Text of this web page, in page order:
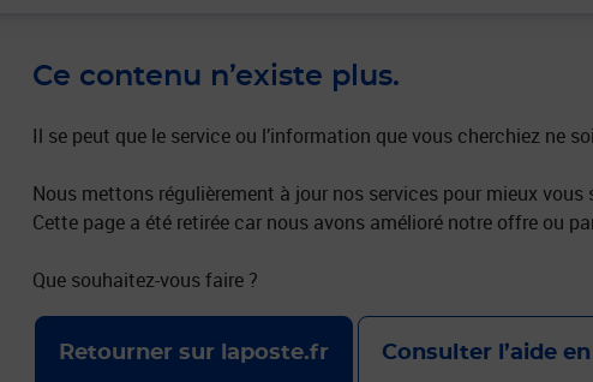
Ce contenu n’existe plus.
Il se peut que le service ou l’information que vous cherchiez ne
Nous mettons régulièrement à jour nos services pour mieux vous
Cette page a été retirée car nous avons amélioré notre offre ou
Que souhaitez-vous faire ?
Retourner sur laposte.fr Consulter l’aide